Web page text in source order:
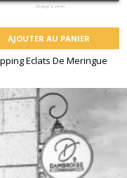
AJOUTER AU PANIER
Eclats De Meringue